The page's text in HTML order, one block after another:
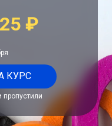
₽
КУРС
пропустили